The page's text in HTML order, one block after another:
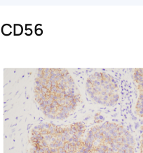
CD56